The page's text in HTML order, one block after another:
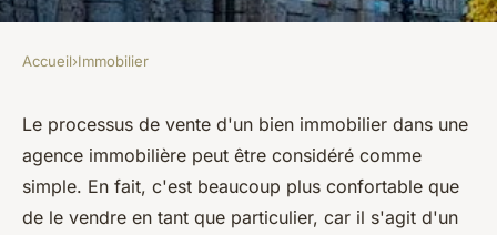
Pourquoi vendre son bien
immobilier par l'intermédiaire
d'une agence ?
Accueil›Immobilier
Le processus de vente d'un bien immobilier dans une
agence immobilière peut être considéré comme
simple. En fait, c'est beaucoup plus confortable que
de le vendre en tant que particulier, car il s'agit d'un